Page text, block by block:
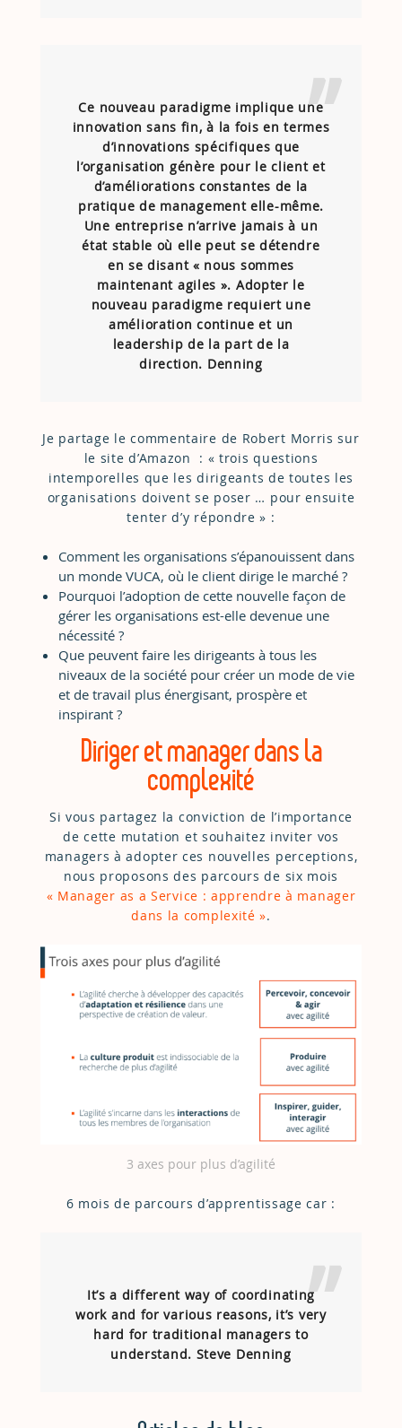
Ce nouveau paradigme implique une
innovation sans fin, à la fois en termes
d’innovations spécifiques que
l’organisation génère pour le client et
d’améliorations constantes de la
pratique de management elle-même.
Une entreprise n’arrive jamais à un
état stable où elle peut se détendre
en se disant « nous sommes
maintenant agiles ». Adopter le
nouveau paradigme requiert une
amélioration continue et un
leadership de la part de la
direction. Denning
Je partage le commentaire de Robert Morris sur
le site d’Amazon : « trois questions
intemporelles que les dirigeants de toutes les
organisations doivent se poser … pour ensuite
tenter d’y répondre » :
Comment les organisations s’épanouissent dans
un monde VUCA, où le client dirige le marché ?
Pourquoi l’adoption de cette nouvelle façon de
gérer les organisations est-elle devenue une
nécessité ?
Que peuvent faire les dirigeants à tous les
niveaux de la société pour créer un mode de vie
et de travail plus énergisant, prospère et
inspirant ?
Diriger et manager dans la
complexité
Si vous partagez la conviction de l’importance
de cette mutation et souhaitez inviter vos
managers à adopter ces nouvelles perceptions,
nous proposons des parcours de six mois
« Manager as a Service : apprendre à manager
dans la complexité ».
3 axes pour plus d’agilité
6 mois de parcours d’apprentissage car :
It’s a different way of coordinating
work and for various reasons, it’s very
hard for traditional managers to
understand. Steve Denning